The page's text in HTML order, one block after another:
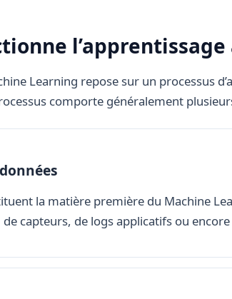
Learning repose sur un processus
comporte généralement
la matière première du Machine
de capteurs, de logs applicatifs ou